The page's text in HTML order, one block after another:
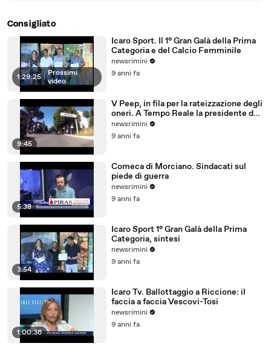
Consigliato
1:29:25 | Prossimi
video
Icaro Sport. Il 1° Gran Galà della Prima
Categoria e del Calcio Femminile
newsrimini
9 anni fa
9:45
V Peep, in fila per la rateizzazione degli
oneri. A Tempo Reale la presidente del
Comitato
newsrimini
9 anni fa
5:38
Comeca di Morciano. Sindacati sul
piede di guerra
newsrimini
9 anni fa
3:54
Icaro Sport 1° Gran Galà della Prima
Categoria, sintesi
newsrimini
9 anni fa
1:00:36
Icaro Tv. Ballottaggio a Riccione: il
faccia a faccia Vescovi-Tosi
newsrimini
9 anni fa